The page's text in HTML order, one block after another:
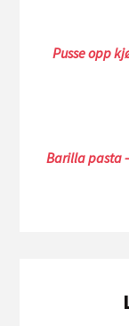
Pusse opp
Barilla pasta